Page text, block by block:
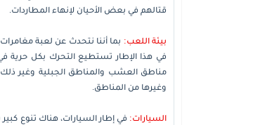
قتالهم في بعض الأحيان لإنهاء المطاردات.
بيئة اللعب:
في هذا الإطار تستطيع التحرك بكل حرية
مناطق العشب والمناطق الجبلية وغير
وغيرها من المناطق.
السيارات: